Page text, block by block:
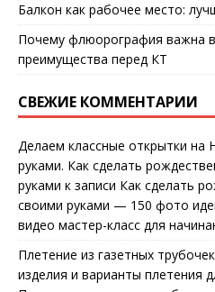
Балкон как рабочее место:
Почему флюорография важна
преимущества перед КТ
СВЕЖИЕ КОММЕНТАРИИ
Делаем классные открытки на
руками. Как сделать
руками к записи Как сделать
своими руками — 150 фото
видео мастер-класс для
Плетение из газетных
изделия и варианты плетения